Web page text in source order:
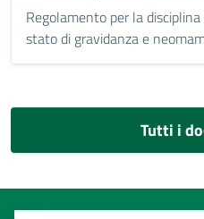
Regolamento per la
stato di gravidanza e
Tutti i